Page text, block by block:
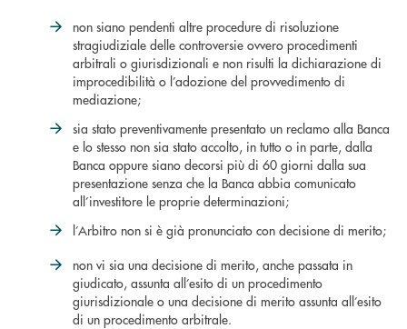
non siano pendenti altre procedure di risoluzione
stragiudiziale delle controversie ovvero procedimenti
arbitrali o giurisdizionali e non risulti la dichiarazione di
improcedibilità o l’adozione del provvedimento di
mediazione;
sia stato preventivamente presentato un reclamo alla Banca
e lo stesso non sia stato accolto, in tutto o in parte, dalla
Banca oppure siano decorsi più di 60 giorni dalla sua
presentazione senza che la Banca abbia comunicato
all’investitore le proprie determinazioni;
l’Arbitro non si è già pronunciato con decisione di merito;
non vi sia una decisione di merito, anche passata in
giudicato, assunta all’esito di un procedimento
giurisdizionale o una decisione di merito assunta all’esito
di un procedimento arbitrale.